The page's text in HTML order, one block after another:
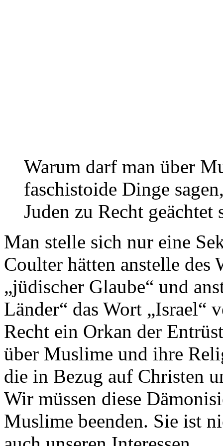
Warum darf man über
faschistoide Dinge
Juden zu Recht geächtet
Man stelle sich nur eine
Coulter hätten anstelle des
„jüdischer Glaube“ und
Länder“ das Wort „Israel“
Recht ein Orkan der
über Muslime und ihre
die in Bezug auf Christen
Wir müssen diese
Muslime beenden. Sie ist